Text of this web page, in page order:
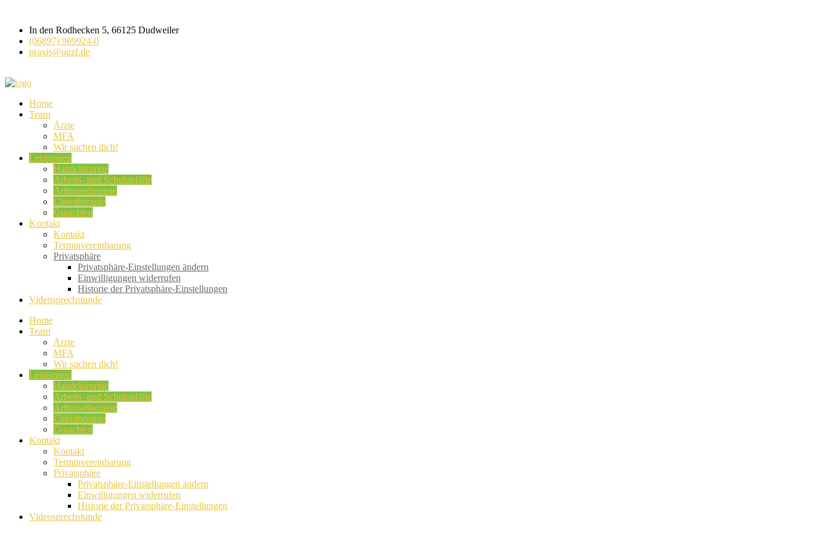
In den Rodhecken 5, 66125 Dudweiler
(06897) 969924-0
praxis@ouzf.de
Home
Team
Ärzte
MFA
Wir suchen dich!
Leistungen
Handchirurgie
Arbeits- und Schulunfälle
Arthrosetherapie
Chirotherapie
Gutachten
Kontakt
Kontakt
Terminvereinbarung
Privatsphäre
Privatsphäre-Einstellungen ändern
Einwilligungen widerrufen
Historie der Privatsphäre-Einstellungen
Videosprechstunde
Home
Team
Ärzte
MFA
Wir suchen dich!
Leistungen
Handchirurgie
Arbeits- und Schulunfälle
Arthrosetherapie
Chirotherapie
Gutachten
Kontakt
Kontakt
Terminvereinbarung
Privatsphäre
Privatsphäre-Einstellungen ändern
Einwilligungen widerrufen
Historie der Privatsphäre-Einstellungen
Videosprechstunde